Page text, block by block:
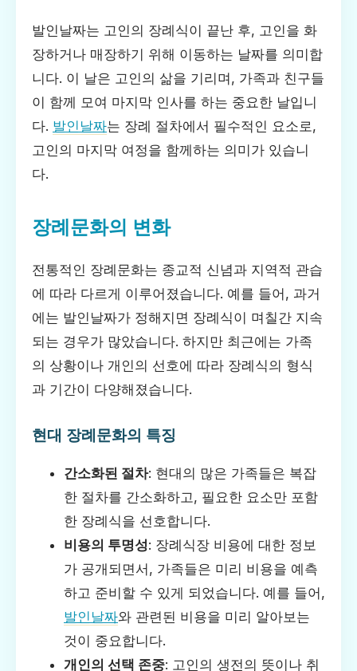
발인날짜는 고인의 장례식이 끝난 후, 고인을 화
장하거나 매장하기 위해 이동하는 날짜를 의미합
니다. 이 날은 고인의 삶을 기리며, 가족과 친구들
이 함께 모여 마지막 인사를 하는 중요한 날입니
다. 발인날짜는 장례 절차에서 필수적인 요소로,
고인의 마지막 여정을 함께하는 의미가 있습니
다.
장례문화의 변화
전통적인 장례문화는 종교적 신념과 지역적 관습
에 따라 다르게 이루어졌습니다. 예를 들어, 과거
에는 발인날짜가 정해지면 장례식이 며칠간 지속
되는 경우가 많았습니다. 하지만 최근에는 가족
의 상황이나 개인의 선호에 따라 장례식의 형식
과 기간이 다양해졌습니다.
현대 장례문화의 특징
간소화된 절차: 현대의 많은 가족들은 복잡
한 절차를 간소화하고, 필요한 요소만 포함
한 장례식을 선호합니다.
비용의 투명성: 장례식장 비용에 대한 정보
가 공개되면서, 가족들은 미리 비용을 예측
하고 준비할 수 있게 되었습니다. 예를 들어,
발인날짜와 관련된 비용을 미리 알아보는
것이 중요합니다.
개인의 선택 존중: 고인의 생전의 뜻이나 취